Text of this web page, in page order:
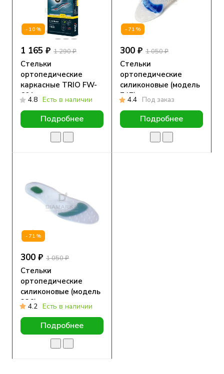
-10%
1 165 ₽ 1 290 ₽
Стельки
ортопедические
каркасные TRIO FW-
6014.8 Есть в наличии
Подробнее
-71%
300 ₽ 1 050 ₽
Стельки
ортопедические
силиконовые (модель
747)
4.4 Под заказ
Подробнее
-71%
300 ₽ 1 050 ₽
Стельки
ортопедические
силиконовые (модель
336)
4.2 Есть в наличии
Подробнее